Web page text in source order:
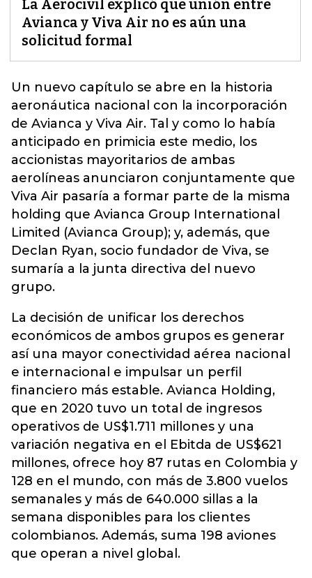
La Aerocivil explicó que unión entre
Avianca y Viva Air no es aún una
solicitud formal
Un nuevo capítulo se abre en la historia
aeronáutica nacional con la incorporación
de Avianca y Viva Air. Tal y como lo había
anticipado en primicia este medio, los
accionistas mayoritarios de ambas
aerolíneas anunciaron conjuntamente que
Viva Air pasaría a formar parte de la misma
holding que Avianca Group International
Limited (Avianca Group); y, además, que
Declan Ryan, socio fundador de Viva, se
sumaría a la junta directiva del nuevo
grupo.
La decisión de unificar los derechos
económicos de ambos grupos es generar
así una mayor conectividad aérea nacional
e internacional e impulsar un perfil
financiero más estable. Avianca Holding,
que en 2020 tuvo un total de ingresos
operativos de US$1.711 millones y una
variación negativa en el Ebitda de US$621
millones, ofrece hoy 87 rutas en Colombia y
128 en el mundo, con más de 3.800 vuelos
semanales y más de 640.000 sillas a la
semana disponibles para los clientes
colombianos. Además, suma 198 aviones
que operan a nivel global.